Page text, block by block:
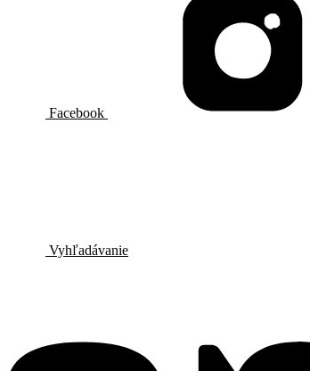
Facebook
Vyhľadávanie